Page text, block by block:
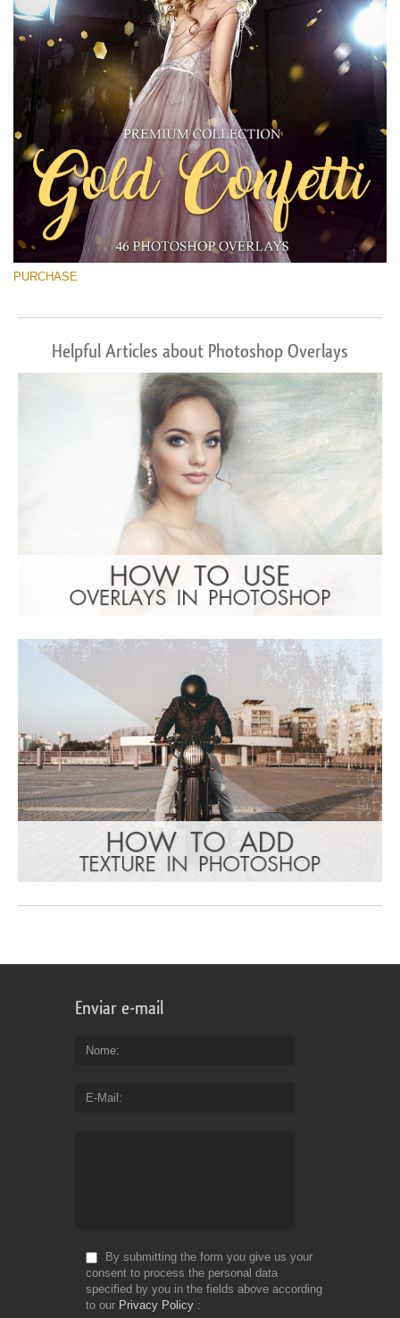
PURCHASE
Helpful Articles about Photoshop Overlays
Enviar e-mail
Nome
E-Mail
By submitting the form you give us your
consent to process the personal data
specified by you in the fields above according
to our Privacy Policy